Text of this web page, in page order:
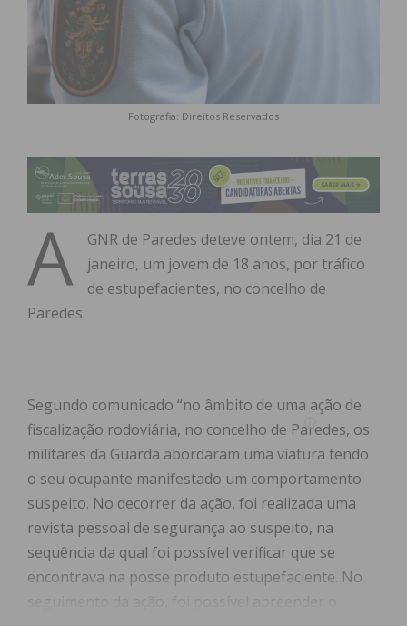
Fotografia: Direitos Reservados
A GNR de Paredes deteve ontem, dia 21 de
janeiro, um jovem de 18 anos, por tráfico
de estupefacientes, no concelho de
Paredes.
Segundo comunicado “no âmbito de uma ação de
fiscalização rodoviária, no concelho de Paredes, os
militares da Guarda abordaram uma viatura tendo
o seu ocupante manifestado um comportamento
suspeito. No decorrer da ação, foi realizada uma
revista pessoal de segurança ao suspeito, na
sequência da qual foi possível verificar que se
encontrava na posse produto estupefaciente. No